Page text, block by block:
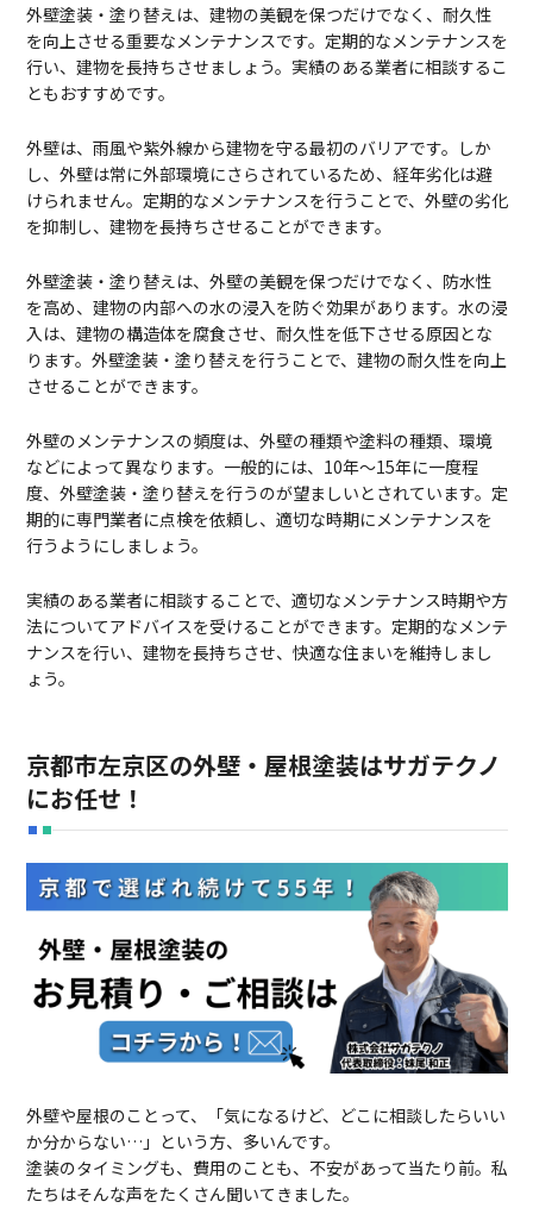
外壁塗装・塗り替えは、建物の美観を保つだけでなく、耐久性
を向上させる重要なメンテナンスです。定期的なメンテナンスを
行い、建物を長持ちさせましょう。実績のある業者に相談するこ
ともおすすめです。
外壁は、雨風や紫外線から建物を守る最初のバリアです。しか
し、外壁は常に外部環境にさらされているため、経年劣化は避
けられません。定期的なメンテナンスを行うことで、外壁の劣化
を抑制し、建物を長持ちさせることができます。
外壁塗装・塗り替えは、外壁の美観を保つだけでなく、防水性
を高め、建物の内部への水の浸入を防ぐ効果があります。水の浸
入は、建物の構造体を腐食させ、耐久性を低下させる原因とな
ります。外壁塗装・塗り替えを行うことで、建物の耐久性を向上
させることができます。
外壁のメンテナンスの頻度は、外壁の種類や塗料の種類、環境
などによって異なります。一般的には、10年～15年に一度程
度、外壁塗装・塗り替えを行うのが望ましいとされています。定
期的に専門業者に点検を依頼し、適切な時期にメンテナンスを
行うようにしましょう。
実績のある業者に相談することで、適切なメンテナンス時期や方
法についてアドバイスを受けることができます。定期的なメンテ
ナンスを行い、建物を長持ちさせ、快適な住まいを維持しまし
ょう。
京都市左京区の外壁・屋根塗装はサガテクノ
にお任せ！
外壁や屋根のことって、「気になるけど、どこに相談したらいい
か分からない…」という方、多いんです。
塗装のタイミングも、費用のことも、不安があって当たり前。私
たちはそんな声をたくさん聞いてきました。